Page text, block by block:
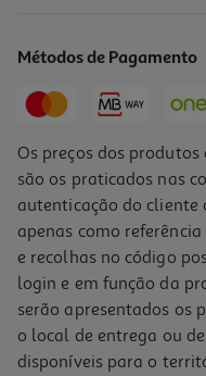
Métodos de Pagamento
Os preços dos
são os praticados nas
autenticação do cliente
apenas como
e recolhas no código
login e em função da
serão apresentados os
o local de entrega ou
disponíveis para o